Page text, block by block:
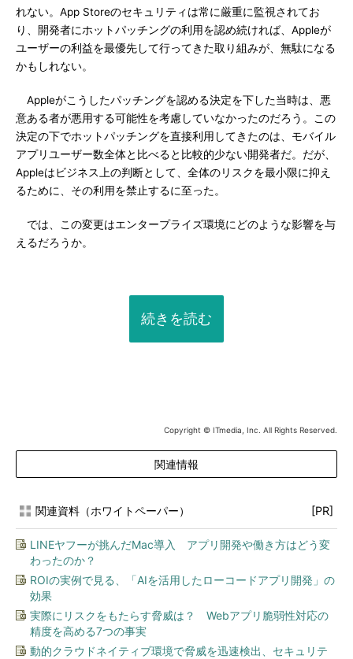
れない。App Storeのセキュリティは常に厳重に監視されてお
り、開発者にホットパッチングの利用を認め続ければ、Appleが
ユーザーの利益を最優先して行ってきた取り組みが、無駄になる
かもしれない。
Appleがこうしたパッチングを認める決定を下した当時は、悪
意ある者が悪用する可能性を考慮していなかったのだろう。この
決定の下でホットパッチングを直接利用してきたのは、モバイル
アプリユーザー数全体と比べると比較的少ない開発者だ。だが、
Appleはビジネス上の判断として、全体のリスクを最小限に抑え
るために、その利用を禁止するに至った。
では、この変更はエンタープライズ環境にどのような影響を与
えるだろうか。
続きを読む
Copyright © ITmedia, Inc. All Rights Reserved.
関連情報
関連資料（ホワイトペーパー） [PR]
LINEヤフーが挑んだMac導入 アプリ開発や働き方はどう変
わったのか？
ROIの実例で見る、「AIを活用したローコードアプリ開発」の
効果
実際にリスクをもたらす脅威は？ Webアプリ脆弱性対応の
精度を高める7つの事実
動的クラウドネイティブ環境で脅威を迅速検出、セキュリテ